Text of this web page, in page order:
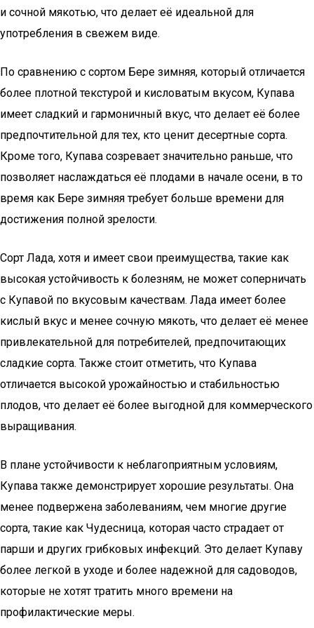
и сочной мякотью, что делает её идеальной для
употребления в свежем виде.
По сравнению с сортом Бере зимняя, который отличается
более плотной текстурой и кисловатым вкусом, Купава
имеет сладкий и гармоничный вкус, что делает её более
предпочтительной для тех, кто ценит десертные сорта.
Кроме того, Купава созревает значительно раньше, что
позволяет наслаждаться её плодами в начале осени, в то
время как Бере зимняя требует больше времени для
достижения полной зрелости.
Сорт Лада, хотя и имеет свои преимущества, такие как
высокая устойчивость к болезням, не может соперничать
с Купавой по вкусовым качествам. Лада имеет более
кислый вкус и менее сочную мякоть, что делает её менее
привлекательной для потребителей, предпочитающих
сладкие сорта. Также стоит отметить, что Купава
отличается высокой урожайностью и стабильностью
плодов, что делает её более выгодной для коммерческого
выращивания.
В плане устойчивости к неблагоприятным условиям,
Купава также демонстрирует хорошие результаты. Она
менее подвержена заболеваниям, чем многие другие
сорта, такие как Чудесница, которая часто страдает от
парши и других грибковых инфекций. Это делает Купаву
более легкой в уходе и более надежной для садоводов,
которые не хотят тратить много времени на
профилактические меры.